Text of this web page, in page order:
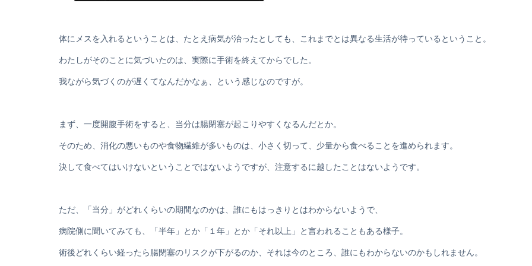
体にメスを入れるということは、たとえ病気が治ったとしても、これまでとは異なる生活が待っているということ。
わたしがそのことに気づいたのは、実際に手術を終えてからでした。
我ながら気づくのが遅くてなんだかなぁ、という感じなのですが。
まず、一度開腹手術をすると、当分は腸閉塞が起こりやすくなるんだとか。
そのため、消化の悪いものや食物繊維が多いものは、小さく切って、少量から食べることを進められます。
決して食べてはいけないということではないようですが、注意するに越したことはないようです。
ただ、「当分」がどれくらいの期間なのかは、誰にもはっきりとはわからないようで、
病院側に聞いてみても、「半年」とか「１年」とか「それ以上」と言われることもある様子。
術後どれくらい経ったら腸閉塞のリスクが下がるのか、それは今のところ、誰にもわからないのかもしれません。